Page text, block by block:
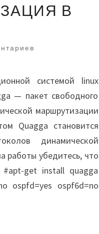
В
системой linux
— пакет свободного
маршрутизации
Quagga становится
динамической
работы убедитесь, что
#apt-get install quagga
ospfd=yes ospf6d=no